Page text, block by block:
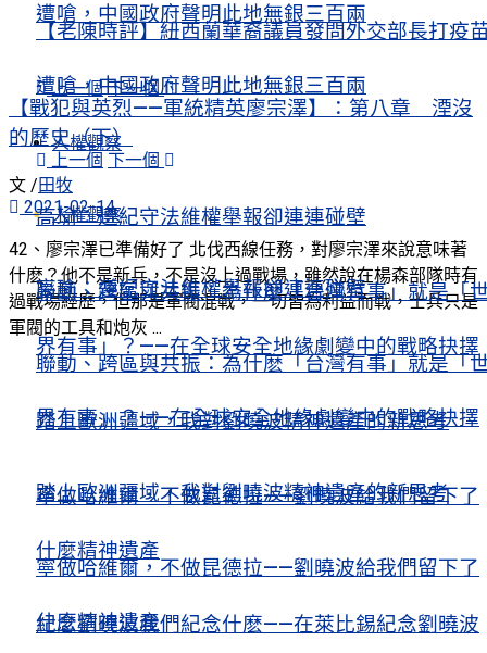
遭嗆，中國政府聲明此地無銀三百兩
上一個 下一個
人權觀察
高瑜：遵紀守法維權舉報卻連連碰壁
聯動、跨區與共振：為什麽「台灣有事」就是「
界有事」？——在全球安全地緣劇變中的戰略抉擇
踏上歐洲疆域，我對劉曉波精神遺產的新思考
寧做哈維爾，不做昆德拉——劉曉波給我們留下了
什麼精神遺產
紀念劉曉波我們紀念什麽——在萊比錫紀念劉曉波
【老陳時評】紐西蘭華裔議員發問外交部長打疫
遭嗆，中國政府聲明此地無銀三百兩
上一個 下一個
人權觀察
高瑜：遵紀守法維權舉報卻連連碰壁
聯動、跨區與共振：為什麽「台灣有事」就是「
界有事」？——在全球安全地緣劇變中的戰略抉擇
踏上歐洲疆域，我對劉曉波精神遺產的新思考
寧做哈維爾，不做昆德拉——劉曉波給我們留下了
什麼精神遺產
【戰犯與英烈——軍統精英廖宗澤】：第八章 湮沒
的歷史（下）
文 /田牧
2021-02-14
42、廖宗澤已準備好了 北伐西線任務，對廖宗澤來說意味著
什麽？他不是新兵，不是沒上過戰場，雖然說在楊森部隊時有
過戰場經歷，但那是軍閥混戰，一切皆為利益而戰，士兵只是
軍閥的工具和炮灰 ...